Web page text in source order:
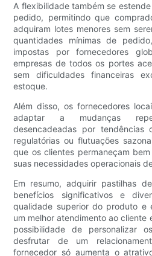
A flexibilidade também se
pedido, permitindo que
adquiram lotes menores sem
quantidades mínimas de
impostas por fornecedores
empresas de todos os portes
sem dificuldades financeiras
estoque.
Além disso, os fornecedores
adaptar a mudanças
desencadeadas por tendências
regulatórias ou flutuações
que os clientes permaneçam
suas necessidades operacionais
Em resumo, adquirir pastilhas
benefícios significativos e
qualidade superior do produto e
um melhor atendimento ao cliente
possibilidade de personalizar
desfrutar de um
fornecedor só aumenta o